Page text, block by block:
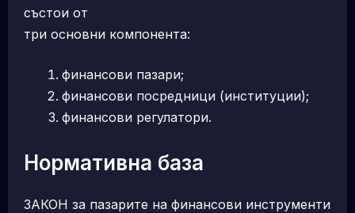
състои от
три основни компонента:
финансови пазари;
финансови посредници (институции);
финансови регулатори.
Нормативна база
ЗАКОН за пазарите на финансови инструменти